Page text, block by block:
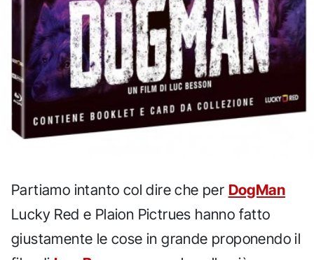
Partiamo intanto col dire che per DogMan
Lucky Red e Plaion Pictrues hanno fatto
giustamente le cose in grande proponendo il